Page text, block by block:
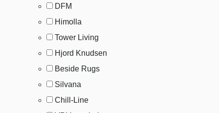
DFM
Himolla
Tower Living
Hjord Knudsen
Beside Rugs
Silvana
Chill-Line